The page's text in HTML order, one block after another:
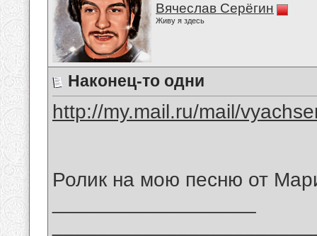
Вячеслав Серёгин
Живу я здесь
Наконец-то одни
http://my.mail.ru/mail/
Ролик на мою песню от